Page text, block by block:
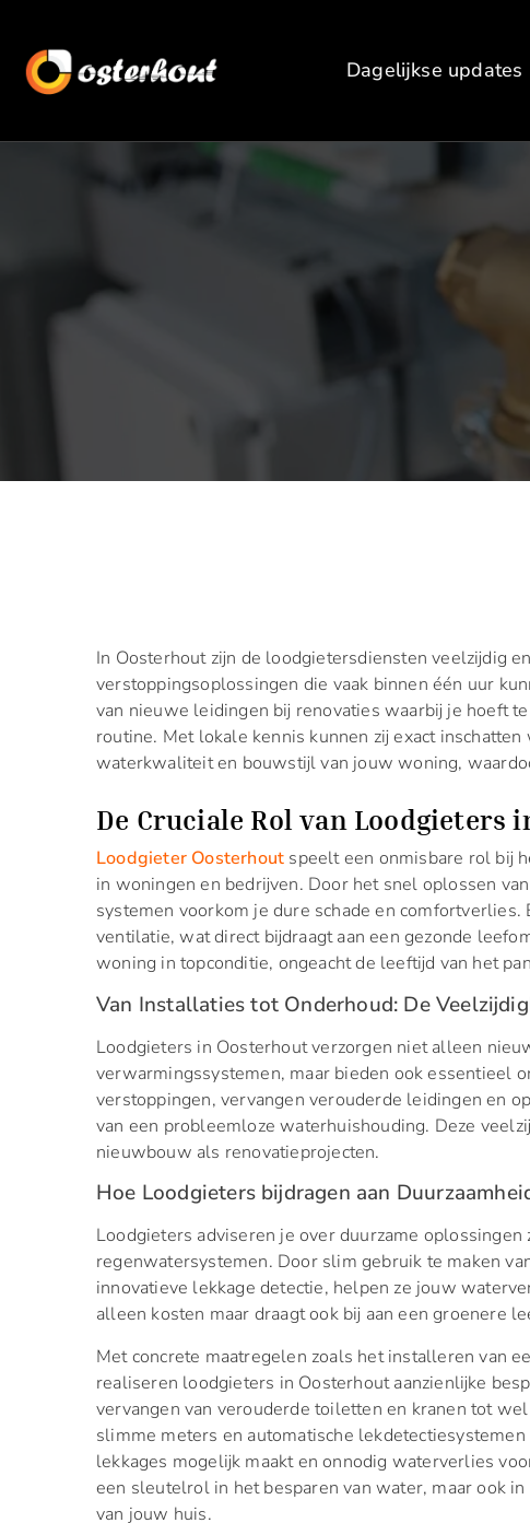
Dagelijkse updates
In Oosterhout zijn de loodgietersdiensten veelzijdig
verstoppingsoplossingen die vaak binnen één uur
van nieuwe leidingen bij renovaties waarbij je hoeft
routine. Met lokale kennis kunnen zij exact
waterkwaliteit en bouwstijl van jouw woning,
De Cruciale Rol van Loodgieters
Loodgieter Oosterhout speelt een onmisbare rol bij
in woningen en bedrijven. Door het snel oplossen
systemen voorkom je dure schade en
ventilatie, wat direct bijdraagt aan een gezonde
woning in topconditie, ongeacht de leeftijd van het
Van Installaties tot Onderhoud: De
Loodgieters in Oosterhout verzorgen niet alleen
verwarmingssystemen, maar bieden ook essentieel
verstoppingen, vervangen verouderde leidingen en
van een probleemloze waterhuishouding. Deze
nieuwbouw als renovatieprojecten.
Hoe Loodgieters bijdragen aan
Loodgieters adviseren je over duurzame
regenwatersystemen. Door slim gebruik te maken
innovatieve lekkage detectie, helpen ze jouw
alleen kosten maar draagt ook bij aan een groenere
Met concrete maatregelen zoals het installeren van
realiseren loodgieters in Oosterhout aanzienlijke
vervangen van verouderde toiletten en kranen tot
slimme meters en automatische
lekkages mogelijk maakt en onnodig waterverlies
een sleutelrol in het besparen van water, maar ook
van jouw huis.